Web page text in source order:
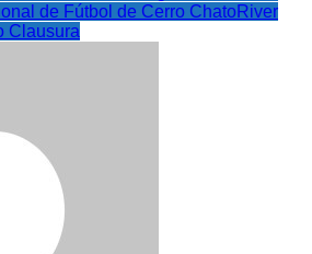
de Fútbol de Cerro ChatoRiver
Clausura